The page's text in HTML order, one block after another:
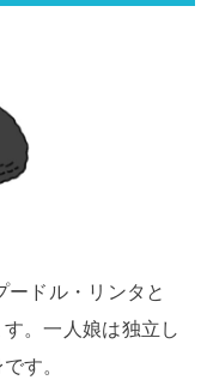
ードル・リンタと
。一人娘は独立し
す。